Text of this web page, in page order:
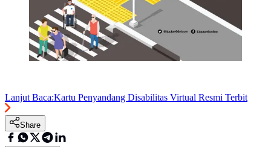
Lanjut Baca:Kartu Penyandang Disabilitas Virtual Resmi Terbit
Share